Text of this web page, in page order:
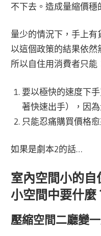
不下去。造成量縮價穩
量少的情況下，手上
以這個政策的結果依然
所以自住用消費者只能
要以極快的速度下
著快速出手），因為
只能忍痛購買價格
如果是劇本2的話…
室內空間小的自
小空間中要什麼
壓縮空間二廳變